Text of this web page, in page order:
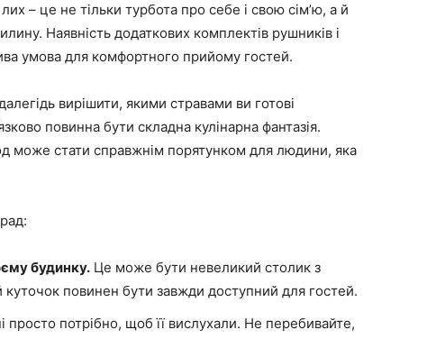
– це не тільки турбота про себе і свою сім’ю, а й
Наявність додаткових комплектів рушників і
умова для комфортного прийому гостей.
вирішити, якими стравами ви готові
повинна бути складна кулінарна фантазія.
може стати справжнім порятунком для людини, яка
будинку. Це може бути невеликий столик з
повинен бути завжди доступний для гостей.
просто потрібно, щоб її вислухали. Не перебивайте,